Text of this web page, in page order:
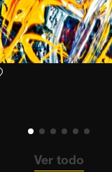
Ver todo